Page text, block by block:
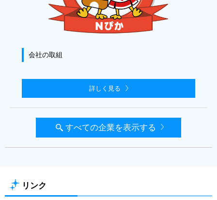
会社の取組
詳しく見る
すべての企業を表示する
リンク